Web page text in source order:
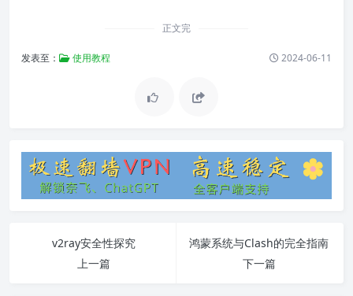
正文完
发表至： 使用教程 2024-06-11
v2ray安全性探究
上一篇
鸿蒙系统与Clash的完全指南
下一篇